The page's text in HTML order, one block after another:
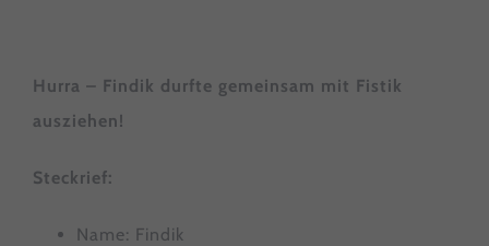
Hurra – Findik durfte gemeinsam mit Fistik
ausziehen!
Steckrief:
Name: Findik